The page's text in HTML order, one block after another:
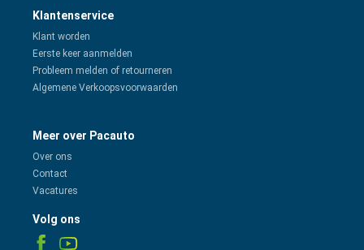
Klantenservice
Klant worden
Eerste keer aanmelden
Probleem melden of retourneren
Algemene Verkoopsvoorwaarden
Meer over Pacauto
Over ons
Contact
Vacatures
Volg ons